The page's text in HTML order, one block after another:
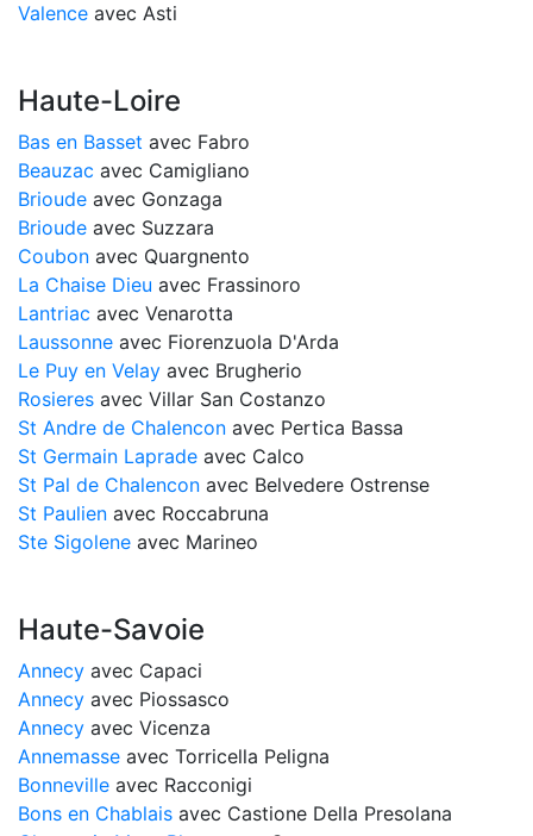
Valence avec Asti
Haute-Loire
Bas en Basset avec Fabro
Beauzac avec Camigliano
Brioude avec Gonzaga
Brioude avec Suzzara
Coubon avec Quargnento
La Chaise Dieu avec Frassinoro
Lantriac avec Venarotta
Laussonne avec Fiorenzuola D'Arda
Le Puy en Velay avec Brugherio
Rosieres avec Villar San Costanzo
St Andre de Chalencon avec Pertica Bassa
St Germain Laprade avec Calco
St Pal de Chalencon avec Belvedere Ostrense
St Paulien avec Roccabruna
Ste Sigolene avec Marineo
Haute-Savoie
Annecy avec Capaci
Annecy avec Piossasco
Annecy avec Vicenza
Annemasse avec Torricella Peligna
Bonneville avec Racconigi
Bons en Chablais avec Castione Della Presolana